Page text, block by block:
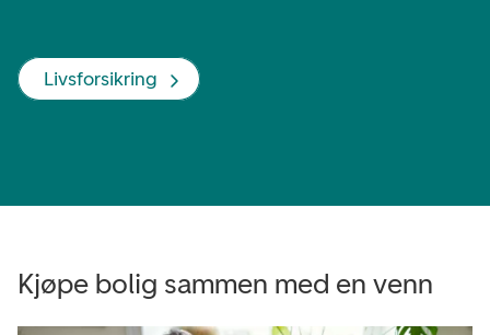
Livsforsikring
Kjøpe bolig sammen med en venn